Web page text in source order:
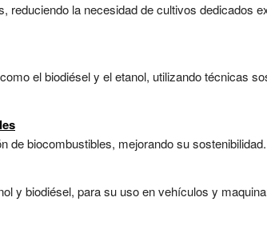
la necesidad de cultivos dedicados
el biodiésel y el etanol, utilizando técnicas
de biocombustibles, mejorando su
y biodiésel, para su uso en vehículos y